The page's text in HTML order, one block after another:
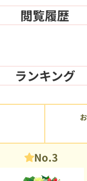
閲覧履歴
ランキング
No.3